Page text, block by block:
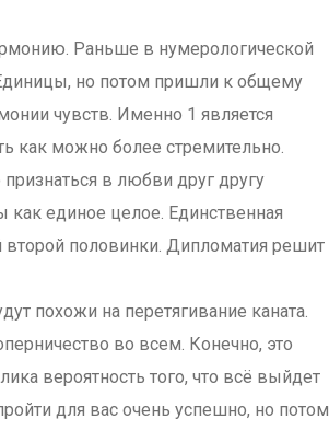
Раньше в нумерологической
но потом пришли к общему
чувств. Именно 1 является
как можно более стремительно.
в любви друг другу
как единое целое. Единственная
половинки. Дипломатия решит
похожи на перетягивание каната.
во всем. Конечно, это
вероятность того, что всё выйдет
для вас очень успешно, но потом